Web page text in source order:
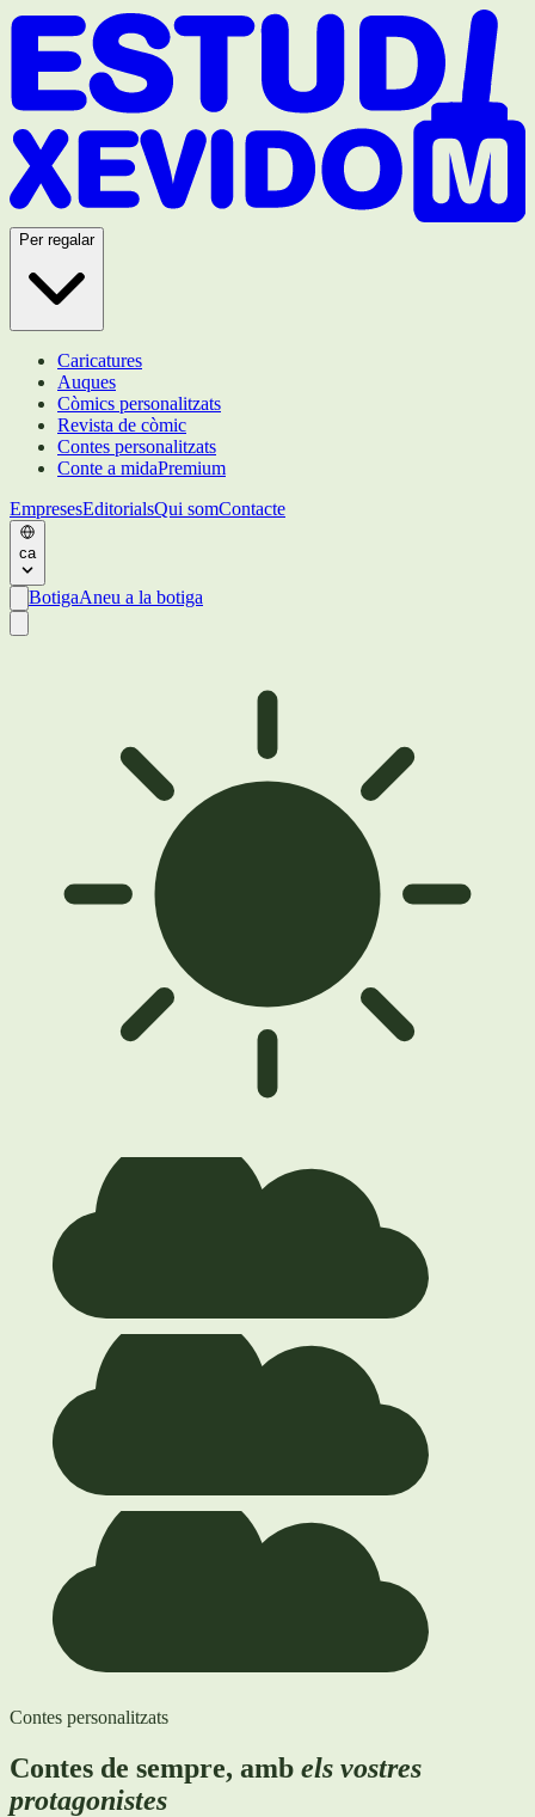
Per regalar
Caricatures
Auques
Còmics personalitzats
Revista de còmic
Contes personalitzats
Conte a midaPremium
EmpresesEditorialsQui somContacte
ca
BotigaAneu a la botiga
Contes personalitzats
Contes de sempre, amb els vostres
protagonistes